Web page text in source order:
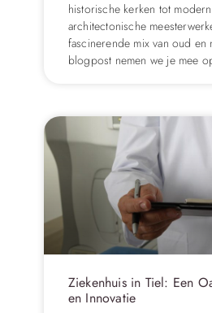
historische kerken tot
architectonische
fascinerende mix van oud en
blogpost nemen we je mee
Ziekenhuis in Tiel: Een
en Innovatie